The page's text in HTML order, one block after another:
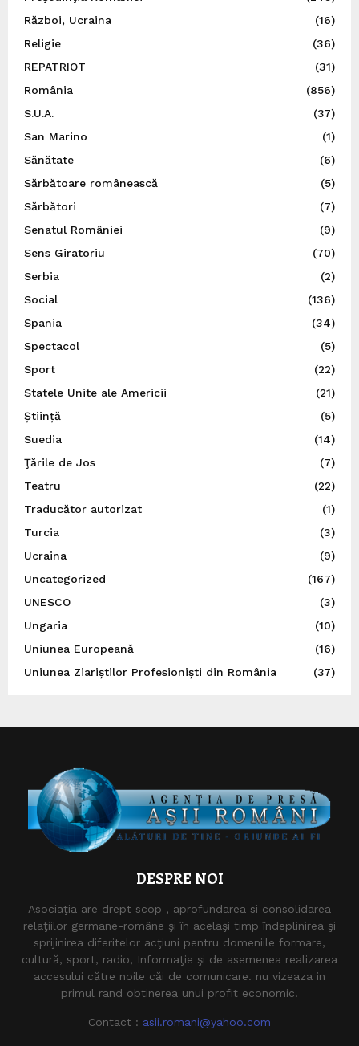
Război, Ucraina
(16)
Religie
(36)
REPATRIOT
(31)
România
(856)
S.U.A.
(37)
San Marino
(1)
Sănătate
(6)
Sărbătoare românească
(5)
Sărbători
(7)
Senatul României
(9)
Sens Giratoriu
(70)
Serbia
(2)
Social
(136)
Spania
(34)
Spectacol
(5)
Sport
(22)
Statele Unite ale Americii
(21)
Știință
(5)
Suedia
(14)
Ţările de Jos
(7)
Teatru
(22)
Traducător autorizat
(1)
Turcia
(3)
Ucraina
(9)
Uncategorized
(167)
UNESCO
(3)
Ungaria
(10)
Uniunea Europeană
(16)
Uniunea Ziariștilor Profesioniști din România
(37)
DESPRE NOI
Asociaţia are drept scop , aprofundarea si consolidarea
relaţiilor germane-române şi în acelaşi timp îndeplinirea şi
sprijinirea diferitelor acţiuni pentru domeniile formare,
cultură, sport, radio, Informaţie şi de asemenea realizarea
accesului către noile căi de comunicare. nu vizeaza in
primul rand obtinerea unui profit economic.
Contact : asii.romani@yahoo.com